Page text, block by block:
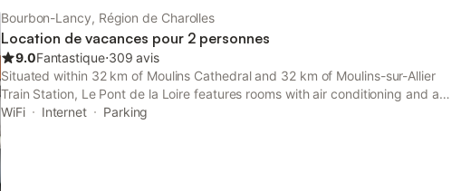
Bourbon-Lancy, Région de Charolles
Location de vacances pour 2 personnes
9.0Fantastique⋅309 avis
Situated within 32 km of Moulins Cathedral and 32 km of Moulins-sur-Allier
Train Station, Le Pont de la Loire features rooms with air conditioning and a
private bathroom in Bourbon-Lancy.
WiFi Internet Parking